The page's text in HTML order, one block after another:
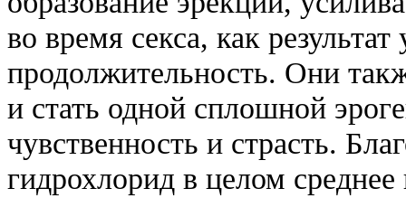
во время секса, как результат
продолжительность. Они
и стать одной сплошной
чувственность и страсть.
гидрохлорид в целом